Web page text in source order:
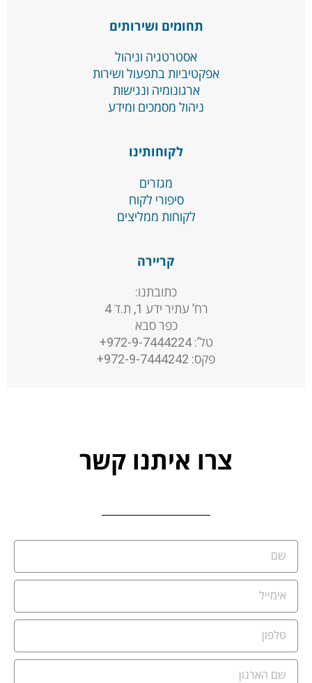
תחומים ושירותים
אסטרטגיה וניהול
אפקטיביות בתפעול ושירות
ארגונומיה ונגישות
ניהול מסמכים ומידע
לקוחותינו
מגזרים
סיפורי לקוח
לקוחות ממליצים
קריירה
כתובתנו:
רח’ עתיר ידע 1, ת.ד 4
כפר סבא
טל’: 972-9-7444224+
פקס: 972-9-7444242+
צרו איתנו קשר